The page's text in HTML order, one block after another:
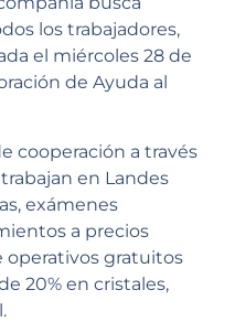
los trabajadores,
el miércoles 28 de
de Ayuda al
cooperación a través
en Landes
exámenes
a precios
operativos gratuitos
20% en cristales,